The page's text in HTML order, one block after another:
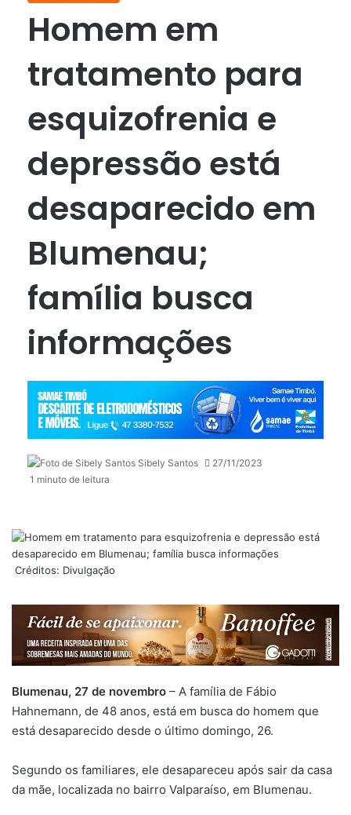
Homem em
tratamento para
esquizofrenia e
depressão está
desaparecido em
Blumenau;
família busca
informações
Sibely Santos
27/11/2023
1 minuto de leitura
Créditos: Divulgação
Blumenau, 27 de novembro – A família de Fábio
Hahnemann, de 48 anos, está em busca do homem que
está desaparecido desde o último domingo, 26.
Segundo os familiares, ele desapareceu após sair da casa
da mãe, localizada no bairro Valparaíso, em Blumenau.